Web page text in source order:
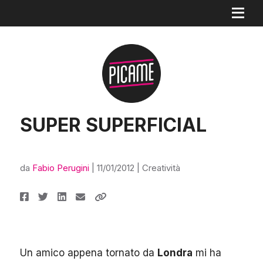
SUPER SUPERFICIAL
da Fabio Perugini 11/01/2012 Creatività
Un amico appena tornato da Londra mi ha